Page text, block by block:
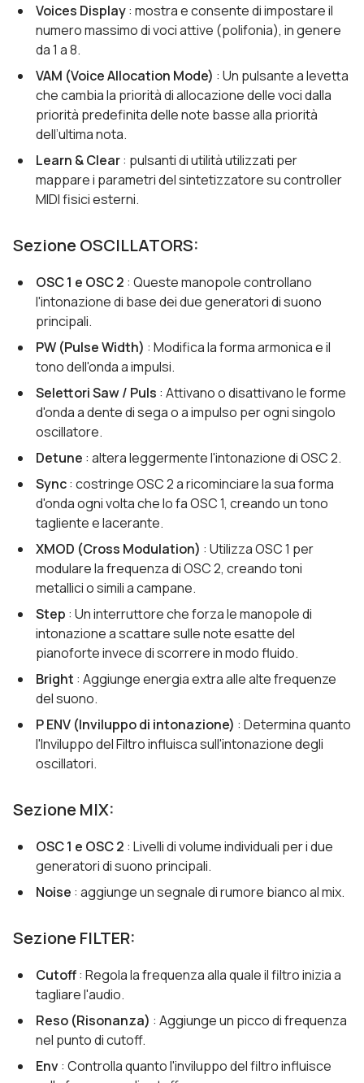
Voices Display: mostra e consente di impostare il
numero massimo di voci attive (polifonia), in genere
da 1 a 8.
VAM (Voice Allocation Mode) : Un pulsante a levetta
che cambia la priorità di allocazione delle voci dalla
priorità predefinita delle note basse alla priorità
dell’ultima nota.
Learn & Clear: pulsanti di utilità utilizzati per
mappare i parametri del sintetizzatore su controller
MIDI fisici esterni.
Sezione OSCILLATORS:
OSC 1 e OSC 2 : Queste manopole controllano
l'intonazione di base dei due generatori di suono
principali.
PW (Pulse Width) : Modifica la forma armonica e il
tono dell'onda a impulsi.
Selettori Saw / Puls : Attivano o disattivano le forme
d'onda a dente di sega o a impulso per ogni singolo
oscillatore.
Detune : altera leggermente l'intonazione di OSC 2.
Sync: costringe OSC 2 a ricominciare la sua forma
d'onda ogni volta che lo fa OSC 1, creando un tono
tagliente e lacerante.
XMOD (Cross Modulation) : Utilizza OSC 1 per
modulare la frequenza di OSC 2, creando toni
metallici o simili a campane.
Step : Un interruttore che forza le manopole di
intonazione a scattare sulle note esatte del
pianoforte invece di scorrere in modo fluido.
Bright : Aggiunge energia extra alle alte frequenze
del suono.
P ENV (Inviluppo di intonazione) : Determina quanto
l'Inviluppo del Filtro influisca sull'intonazione degli
oscillatori.
Sezione MIX:
OSC 1 e OSC 2 : Livelli di volume individuali per i due
generatori di suono principali.
Noise : aggiunge un segnale di rumore bianco al mix.
Sezione FILTER:
Cutoff: Regola la frequenza alla quale il filtro inizia a
tagliare l'audio.
Reso (Risonanza) : Aggiunge un picco di frequenza
nel punto di cutoff.
Env: Controlla quanto l'inviluppo del filtro influisce